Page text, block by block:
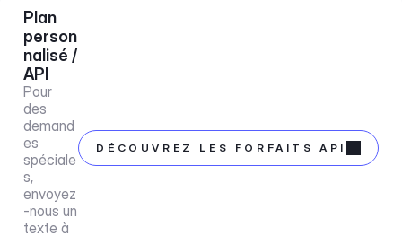
Plan
person
nalisé /
API
Pour
des
demand
es
spéciale
s,
envoyez
-nous un
DÉCOUVREZ LES FORFAITS API